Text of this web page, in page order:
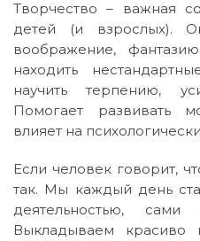
Творчество – важная
детей (и взрослых).
воображение,
находить
научить терпению,
Помогает развивать
влияет на
Если человек говорит,
так. Мы каждый день
деятельностью,
Выкладываем красиво